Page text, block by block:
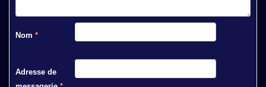
Nom *
Adresse de